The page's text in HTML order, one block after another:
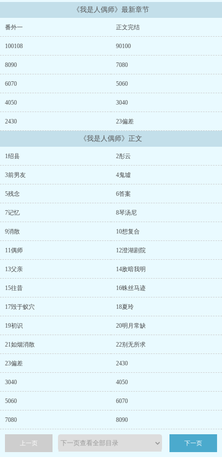
我做人偶养你呀。当事人之——左时寒：“……？”原来已经分手了
吗？人死为鬼，执念深者，滞留阳间，结界石，化鬼墟。无常界判官
和阳界封师，前者为鬼仙，后者为修士，以摧鬼墟，正轮回为己任。
官中最为神秘的偶师。“执念是鬼留存于世的唯一原因。”左时寒小心
雕刻着一只人偶，轻声道，“当执念消失后，鬼也就不存在了。“你的
执念是什么？”祝饶问。左时寒未答。祝饶想，他日我死去，你就是我
唯一的执念。cp左时寒×祝饶
ahref="http://m.moxiexs.com"target="_blank"【魔蝎小说】/a
《我是人偶师》最新章节
番外一 正文完结
100108 90100
8090 7080
6070 5060
4050 3040
2430 23偏差
《我是人偶师》正文
1绍县 2彤云
3前男友 4鬼墟
5残念 6答案
7记忆 8琴汤尼
9消散 10想复合
11偶师 12澄湖剧院
13父亲 14敌暗我明
15往昔 16蛛丝马迹
17毁于蚁穴 18夏玲
19初识 20明月常缺
21如烟消散 22别无所求
23偏差 2430
3040 4050
5060 6070
7080 8090
上一页 下一页